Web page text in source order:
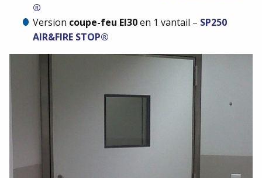
®
Version coupe-feu EI30en 1 vantail – SP250
AIR&FIRE STOP®